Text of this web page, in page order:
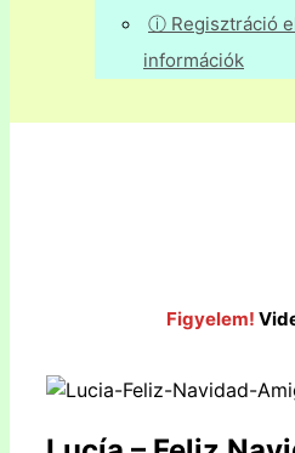
ⓘ Regisztráció
információk
Figyelem!